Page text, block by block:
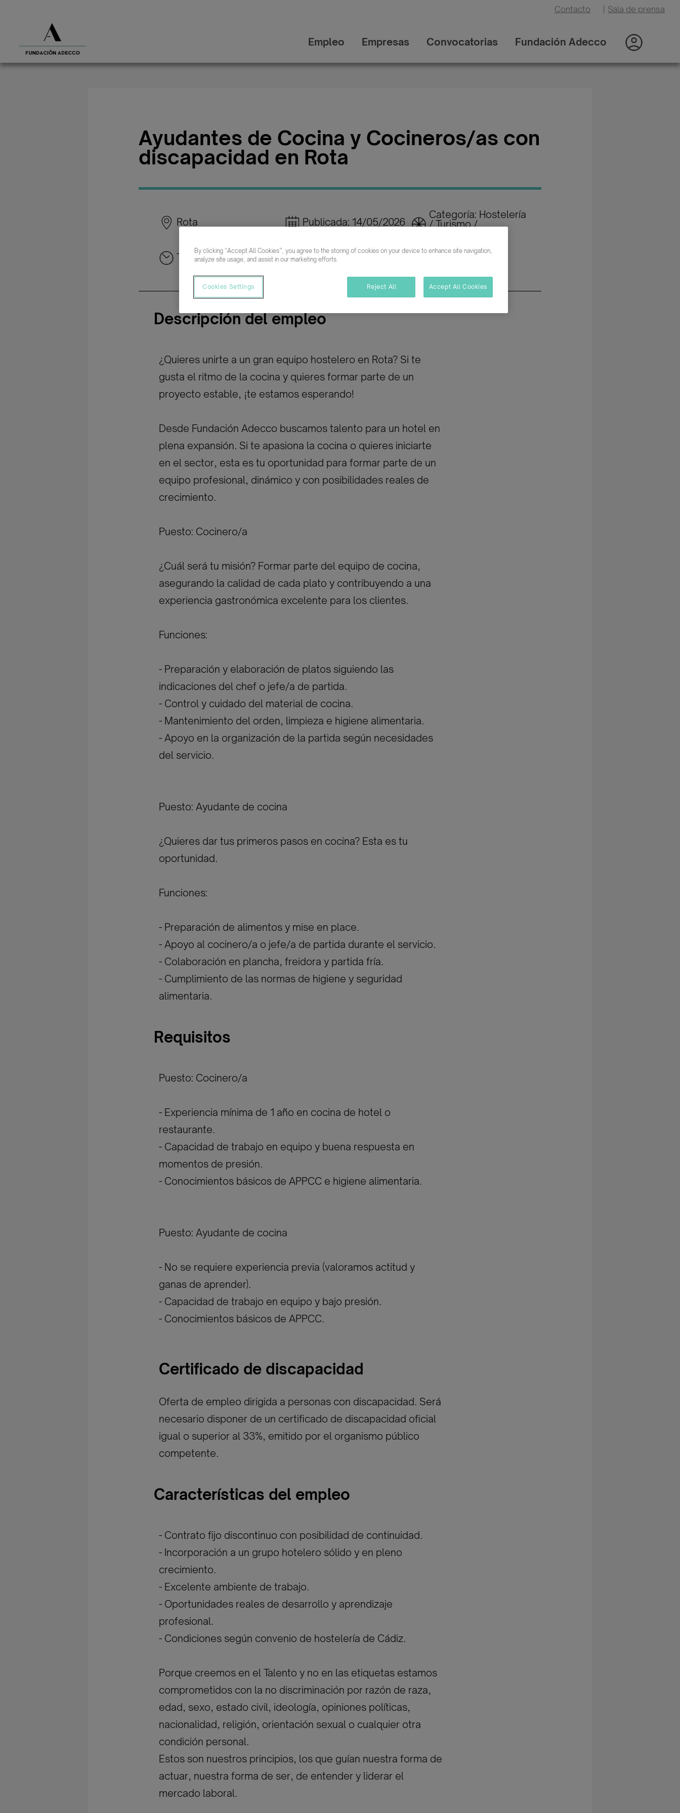
Contacto Sala de prensa
Empleo Empresas Convocatorias Fundación Adecco
Ayudantes de Cocina y Cocineros/as con
discapacidad en Rota
Rota Publicada: 14/05/2026
Categoría: Hostelería
/ Turismo /
Tiempo completo
Indefinido
Descripción del empleo
¿Quieres unirte a un gran equipo hostelero en Rota? Si te
gusta el ritmo de la cocina y quieres formar parte de un
proyecto estable, ¡te estamos esperando!
Desde Fundación Adecco buscamos talento para un hotel en
plena expansión. Si te apasiona la cocina o quieres iniciarte
en el sector, esta es tu oportunidad para formar parte de un
equipo profesional, dinámico y con posibilidades reales de
crecimiento.
Puesto: Cocinero/a
¿Cuál será tu misión? Formar parte del equipo de cocina,
asegurando la calidad de cada plato y contribuyendo a una
experiencia gastronómica excelente para los clientes.
Funciones:
- Preparación y elaboración de platos siguiendo las
indicaciones del chef o jefe/a de partida.
- Control y cuidado del material de cocina.
- Mantenimiento del orden, limpieza e higiene alimentaria.
- Apoyo en la organización de la partida según necesidades
del servicio.
Puesto: Ayudante de cocina
¿Quieres dar tus primeros pasos en cocina? Esta es tu
oportunidad.
Funciones:
- Preparación de alimentos y mise en place.
- Apoyo al cocinero/a o jefe/a de partida durante el servicio.
- Colaboración en plancha, freidora y partida fría.
- Cumplimiento de las normas de higiene y seguridad
alimentaria.
Requisitos
Puesto: Cocinero/a
- Experiencia mínima de 1 año en cocina de hotel o
restaurante.
- Capacidad de trabajo en equipo y buena respuesta en
momentos de presión.
- Conocimientos básicos de APPCC e higiene alimentaria.
Puesto: Ayudante de cocina
- No se requiere experiencia previa (valoramos actitud y
ganas de aprender).
- Capacidad de trabajo en equipo y bajo presión.
- Conocimientos básicos de APPCC.
Certificado de discapacidad
Oferta de empleo dirigida a personas con discapacidad. Será
necesario disponer de un certificado de discapacidad oficial
igual o superior al 33%, emitido por el organismo público
competente.
Características del empleo
- Contrato fijo discontinuo con posibilidad de continuidad.
- Incorporación a un grupo hotelero sólido y en pleno
crecimiento.
- Excelente ambiente de trabajo.
- Oportunidades reales de desarrollo y aprendizaje
profesional.
- Condiciones según convenio de hostelería de Cádiz.
Porque creemos en el Talento y no en las etiquetas estamos
comprometidos con la no discriminación por razón de raza,
edad, sexo, estado civil, ideología, opiniones políticas,
nacionalidad, religión, orientación sexual o cualquier otra
condición personal.
Estos son nuestros principios, los que guían nuestra forma de
actuar, nuestra forma de ser, de entender y liderar el
mercado laboral.
By clicking “Accept All Cookies”, you agree to the storing of cookies on your device to enhance site navigation,
analyze site usage, and assist in our marketing efforts.
Cookies Settings Reject All Accept All Cookies